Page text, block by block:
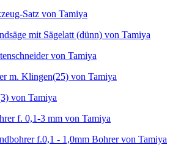
Satz von Tamiya
mit Sägelatt (dünn) von Tamiya
von Tamiya
m. Klingen(25) von Tamiya
von Tamiya
f. 0,1-3 mm von Tamiya
f.0,1 - 1,0mm Bohrer von Tamiya